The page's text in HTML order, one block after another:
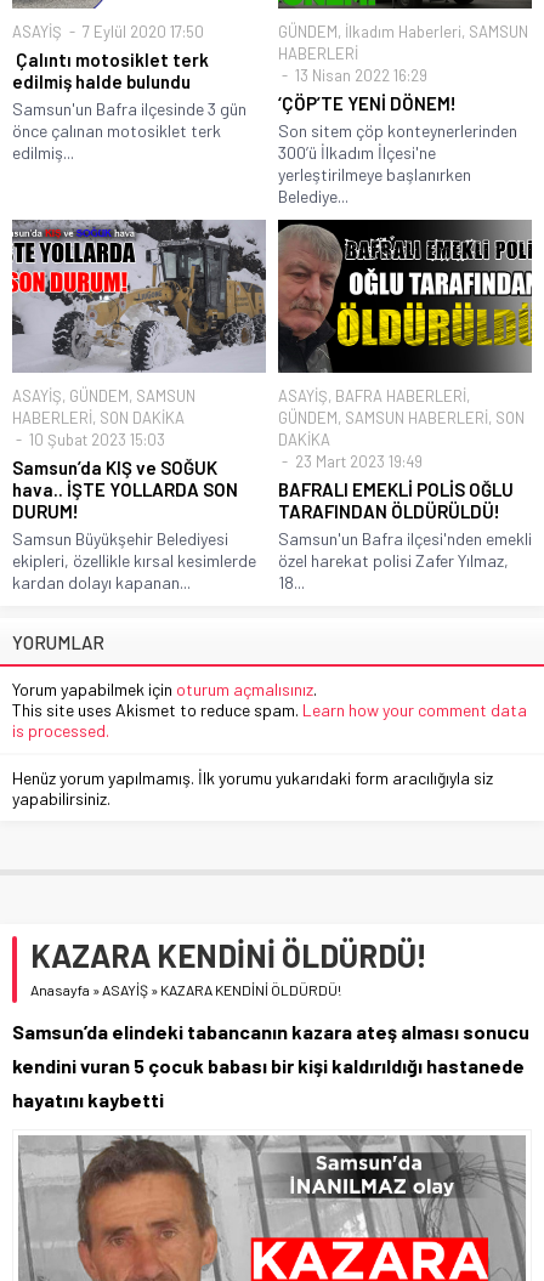
ASAYİŞ 7 Eylül 2020 17:50
Çalıntı motosiklet terk
edilmiş halde bulundu
Samsun'un Bafra ilçesinde 3 gün
önce çalınan motosiklet terk
edilmiş...
GÜNDEM, İlkadım Haberleri, SAMSUN
HABERLERİ
13 Nisan 2022 16:29
‘ÇÖP’TE YENİ DÖNEM!
Son sitem çöp konteynerlerinden
300’ü İlkadım İlçesi'ne
yerleştirilmeye başlanırken
Belediye...
ASAYİŞ, GÜNDEM, SAMSUN
HABERLERİ, SON DAKİKA
10 Şubat 2023 15:03
Samsun’da KIŞ ve SOĞUK
hava.. İŞTE YOLLARDA SON
DURUM!
Samsun Büyükşehir Belediyesi
ekipleri, özellikle kırsal kesimlerde
kardan dolayı kapanan...
ASAYİŞ, BAFRA HABERLERİ,
GÜNDEM, SAMSUN HABERLERİ, SON
DAKİKA
23 Mart 2023 19:49
BAFRALI EMEKLİ POLİS OĞLU
TARAFINDAN ÖLDÜRÜLDÜ!
Samsun'un Bafra ilçesi'nden emekli
özel harekat polisi Zafer Yılmaz,
18...
YORUMLAR
Yorum yapabilmek için oturum açmalısınız.
This site uses Akismet to reduce spam. Learn how your comment data
is processed.
Henüz yorum yapılmamış. İlk yorumu yukarıdaki form aracılığıyla siz
yapabilirsiniz.
KAZARA KENDİNİ ÖLDÜRDÜ!
Anasayfa » ASAYİŞ » KAZARA KENDİNİ ÖLDÜRDÜ!
Samsun’da elindeki tabancanın kazara ateş alması sonucu
kendini vuran 5 çocuk babası bir kişi kaldırıldığı hastanede
hayatını kaybetti